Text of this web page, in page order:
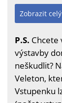
Zobrazit
P.S. Chcete
výstavby
neškudlit?
Veleton,
Vstupenku